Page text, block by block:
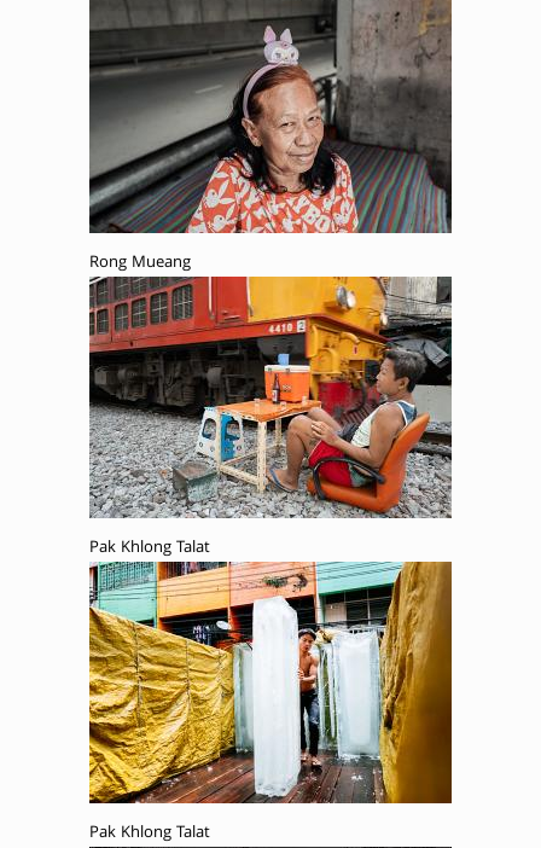
Rong Mueang
Pak Khlong Talat
Pak Khlong Talat